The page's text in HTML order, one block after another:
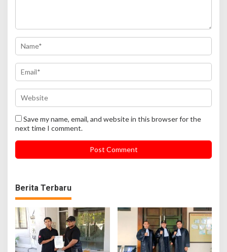
Save my name, email, and website in this browser for the
next time I comment.
Berita Terbaru